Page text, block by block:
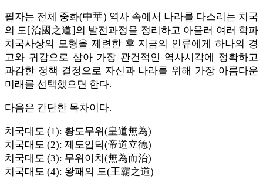
필자는 전체 중화(中華) 역사 속에서 나라를 다스리는 치국
의 도[治國之道]의 발전과정을 정리하고 아울러 여러 학파
치국사상의 모형을 제련한 후 지금의 인류에게 하나의 경
고와 귀감으로 삼아 가장 관건적인 역사시각에 정확하고
과감한 정책 결정으로 자신과 나라를 위해 가장 아름다운
미래를 선택했으면 한다.
다음은 간단한 목차이다.
치국대도 (1): 황도무위(皇道無為)
치국대도 (2): 제도입덕(帝道立德)
치국대도 (3): 무위이치(無為而治)
치국대도 (4): 왕패의 도(王霸之道)